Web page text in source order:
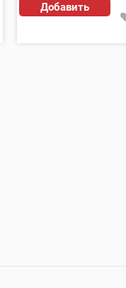
Добавить